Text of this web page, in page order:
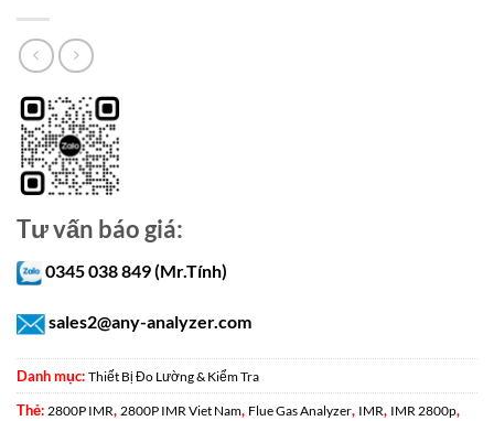
Tư vấn báo giá:
0345 038 849 (Mr.Tính)
sales2@any-analyzer.com
Danh mục: Thiết Bị Đo Lường & Kiểm Tra
Thẻ: 2800P IMR, 2800P IMR Viet Nam, Flue Gas Analyzer, IMR, IMR 2800p,